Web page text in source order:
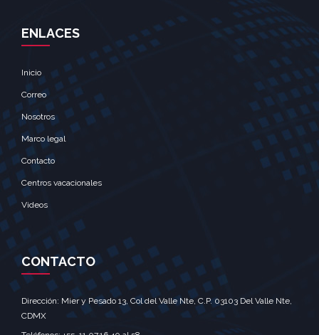
ENLACES
Inicio
Correo
Nosotros
Marco legal
Contacto
Centros vacacionales
Videos
CONTACTO
Dirección: Mier y Pesado 13, Col del Valle Nte, C.P. 03103 Del Valle Nte,
CDMX‎